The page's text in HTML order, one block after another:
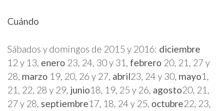
Cuándo
Sábados y domingos de 2015 y 2016: diciembre
12 y 13, enero 23, 24, 30 y 31, febrero 20, 21, 27 y
28, marzo 19, 20, 26 y 27, abril23, 24 y 30, mayo1,
21, 22, 28 y 29, junio18, 19, 25 y 26, agosto20, 21,
27 y 28, septiembre17, 18, 24 y 25, octubre22, 23,